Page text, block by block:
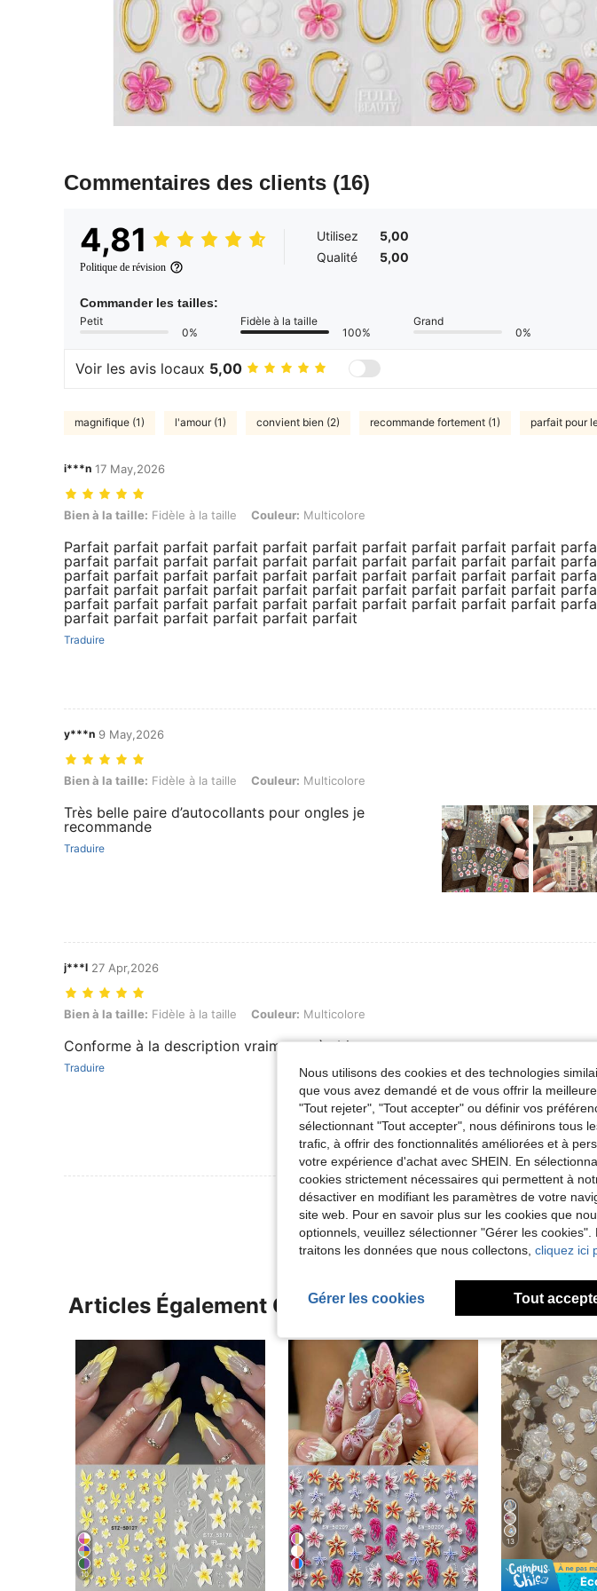
Commentaires des clients (16)
4,81
Politique de révision
Utilisez
5,00
Qualité
5,00
Commander les tailles:
Petit
0%
Fidèle à la taille
100%
Grand
0%
Voir les avis locaux 5,00
magnifique (1) l'amour (1) convient bien (2) recommande fortement (1) parfait pour
i***n 17 May,2026
Bien à la taille: Fidèle à la taille, Couleur: Multicolore
Bien à la taille: Fidèle à la taille Couleur: Multicolore
Parfait parfait parfait parfait parfait parfait parfait parfait parfait parfait
parfait parfait parfait parfait parfait parfait parfait parfait parfait parfait
parfait parfait parfait parfait parfait parfait parfait parfait parfait parfait
parfait parfait parfait parfait parfait parfait parfait parfait parfait parfait
parfait parfait parfait parfait parfait parfait parfait parfait parfait parfait
parfait parfait parfait parfait parfait parfait
Traduire
y***n 9 May,2026
Bien à la taille: Fidèle à la taille, Couleur: Multicolore
Bien à la taille: Fidèle à la taille Couleur: Multicolore
Très belle paire d’autocollants pour ongles je
recommande
Traduire
j***l 27 Apr,2026
Bien à la taille: Fidèle à la taille, Couleur: Multicolore
Bien à la taille: Fidèle à la taille Couleur: Multicolore
Conforme à la description vraiment très bien
Traduire
Voir Plus D'avis
Articles Également Consultés
10 19
13
Nous utilisons des cookies et des technologies
que vous avez demandé et de vous offrir la
"Tout rejeter", "Tout accepter" ou définir vos
sélectionnant "Tout accepter", nous définirons tous
trafic, à offrir des fonctionnalités améliorées et à
votre expérience d'achat avec SHEIN. En
cookies strictement nécessaires qui permettent à
désactiver en modifiant les paramètres de votre
site web. Pour en savoir plus sur les cookies que
optionnels, veuillez sélectionner "Gérer les
traitons les données que nous collectons, cliquez ici
Gérer les cookies Tout